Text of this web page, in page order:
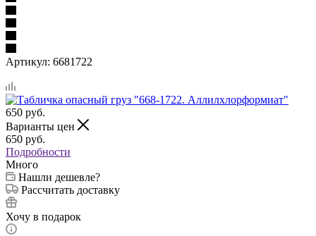
Артикул: 6681722
650 руб.
Варианты цен
650 руб.
Подробности
Много
Нашли дешевле?
Рассчитать доставку
Хочу в подарок